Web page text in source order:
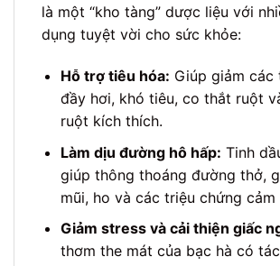
là một “kho tàng” dược liệu với
dụng tuyệt vời cho sức khỏe:
Hỗ trợ tiêu hóa: Giúp giảm các
đầy hơi, khó tiêu, co thắt ruột
ruột kích thích.
Làm dịu đường hô hấp: Tinh
giúp thông thoáng đường thở,
mũi, ho và các triệu chứng cảm
Giảm stress và cải thiện giấc
thơm the mát của bạc hà có